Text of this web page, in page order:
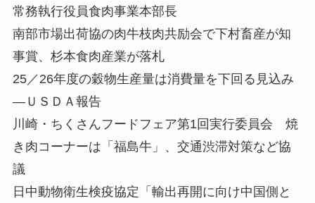
常務執行役員食肉事業本部長
南部市場出荷協の肉牛枝肉共励会で下村畜産が知
事賞、杉本食肉産業が落札
25／26年度の穀物生産量は消費量を下回る見込み
—ＵＳＤＡ報告
川崎・ちくさんフードフェア第1回実行委員会 焼
き肉コーナーは「福島牛」、交通渋滞対策など協
議
日中動物衛生検疫協定「輸出再開に向け中国側と